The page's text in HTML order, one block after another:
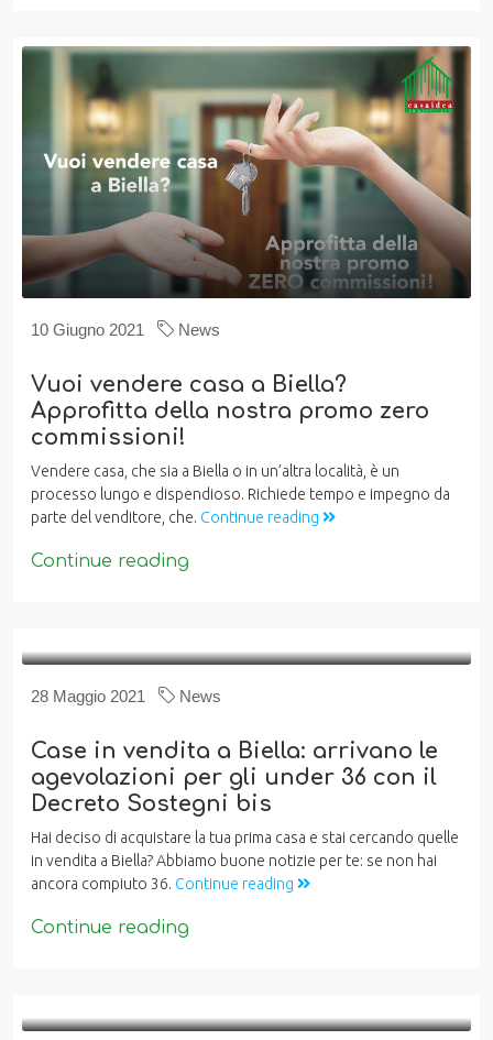
10 Giugno 2021 News
Vuoi vendere casa a Biella?
Approfitta della nostra promo zero
commissioni!
Vendere casa, che sia a Biella o in un’altra località, è un
processo lungo e dispendioso. Richiede tempo e impegno da
parte del venditore, che. Continue reading
Continue reading
28 Maggio 2021 News
Case in vendita a Biella: arrivano le
agevolazioni per gli under 36 con il
Decreto Sostegni bis
Hai deciso di acquistare la tua prima casa e stai cercando quelle
in vendita a Biella? Abbiamo buone notizie per te: se non hai
ancora compiuto 36. Continue reading
Continue reading